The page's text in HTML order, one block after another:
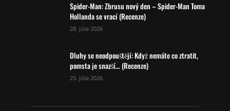
Spider-Man: Zbrusu nový den – Spider-Man Toma
Hollanda se vrací (Recenze)
28. júla 2026
Dluhy se neodpouštějí: Když nemáte co ztratit,
pomsta je snazší… (Recenze)
25. júla 2026